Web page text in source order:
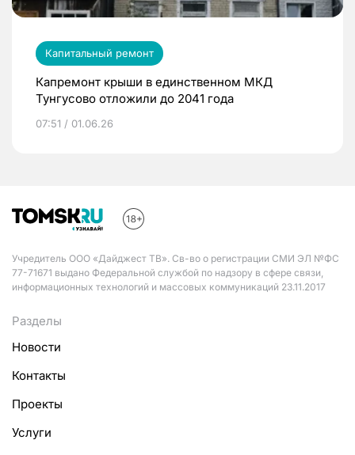
Капитальный ремонт
Капремонт крыши в единственном МКД
Тунгусово отложили до 2041 года
07:51 / 01.06.26
Учредитель ООО «Дайджест ТВ». Св-во о регистрации СМИ ЭЛ №ФС
77-71671 выдано Федеральной службой по надзору в сфере связи,
информационных технологий и массовых коммуникаций 23.11.2017
Разделы
Новости
Контакты
Проекты
Услуги